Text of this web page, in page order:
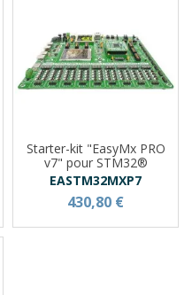
Starter-kit "EasyMx PRO
v7" pour STM32®
EASTM32MXP7
430,80 €